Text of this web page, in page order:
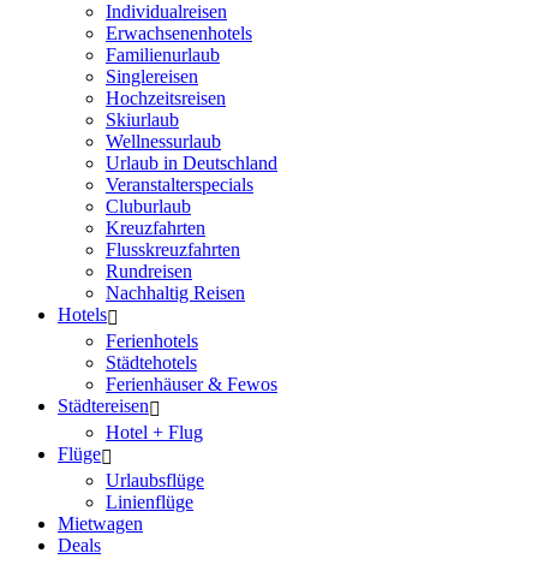
Individualreisen
Erwachsenenhotels
Familienurlaub
Singlereisen
Hochzeitsreisen
Skiurlaub
Wellnessurlaub
Urlaub in Deutschland
Veranstalterspecials
Cluburlaub
Kreuzfahrten
Flusskreuzfahrten
Rundreisen
Nachhaltig Reisen
Hotels
Ferienhotels
Städtehotels
Ferienhäuser & Fewos
Städtereisen
Hotel + Flug
Flüge
Urlaubsflüge
Linienflüge
Mietwagen
Deals